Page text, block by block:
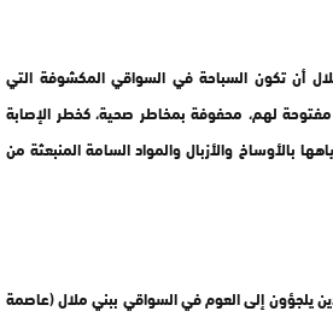
أن تكون السباحة في السواقي المكشوفة التي
لهم، محفوفة بمخاطر صحية، كخطر الإصابة
بالأوساخ والأزبال والمواد السامة المنبعثة من
يلجؤون إلى العوم في السواقي ببني ملال (عاصمة